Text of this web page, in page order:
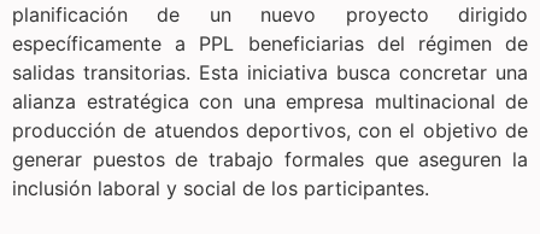
planificación de un nuevo proyecto dirigido
específicamente a PPL beneficiarias del régimen de
salidas transitorias. Esta iniciativa busca concretar una
alianza estratégica con una empresa multinacional de
producción de atuendos deportivos, con el objetivo de
generar puestos de trabajo formales que aseguren la
inclusión laboral y social de los participantes.